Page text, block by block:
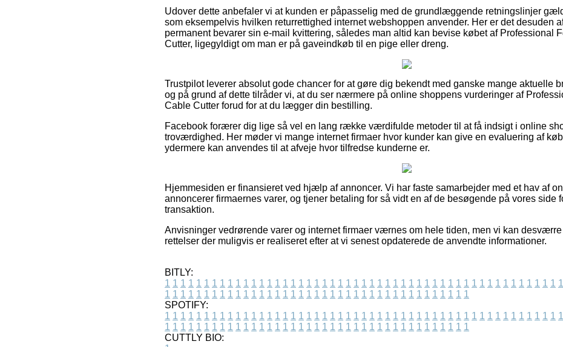
Udover dette anbefaler vi at kunden er påpasselig med de grundlæggende retningslinjer
som eksempelvis hvilken returrettighed internet webshoppen anvender. Her er det desuden
permanent bevarer sin e-mail kvittering, således man altid kan bevise købet af Professional
Cutter, ligegyldigt om man er på gaveindkøb til en pige eller dreng.
Trustpilot leverer absolut gode chancer for at gøre dig bekendt med ganske mange aktuelle
og på grund af dette tilråder vi, at du ser nærmere på online shoppens vurderinger af
Cable Cutter forud for at du lægger din bestilling.
Facebook forærer dig lige så vel en lang række værdifulde metoder til at få indsigt i online
troværdighed. Her møder vi mange internet firmaer hvor kunder kan give en evaluering af
ydermere kan anvendes til at afveje hvor tilfredse kunderne er.
Hjemmesiden er finansieret ved hjælp af annoncer. Vi har faste samarbejder med et hav af
annoncerer firmaernes varer, og tjener betaling for så vidt en af de besøgende på vores side
transaktion.
Anvisninger vedrørende varer og internet firmaer værnes om hele tiden, men vi kan
rettelser der muligvis er realiseret efter at vi senest opdaterede de anvendte informationer.
BITLY:
1 1 1 1 1 1 1 1 1 1 1 1 1 1 1 1 1 1 1 1 1 1 1 1 1 1 1 1 1 1 1 1 1 1 1 1 1 1 1 1 1 1 1 1 1 1 1 1 1 1 1
1 1 1 1 1 1 1 1 1 1 1 1 1 1 1 1 1 1 1 1 1 1 1 1 1 1 1 1 1 1 1 1 1 1 1 1 1 1 1
SPOTIFY:
1 1 1 1 1 1 1 1 1 1 1 1 1 1 1 1 1 1 1 1 1 1 1 1 1 1 1 1 1 1 1 1 1 1 1 1 1 1 1 1 1 1 1 1 1 1 1 1 1 1 1
1 1 1 1 1 1 1 1 1 1 1 1 1 1 1 1 1 1 1 1 1 1 1 1 1 1 1 1 1 1 1 1 1 1 1 1 1 1 1
CUTTLY BIO: